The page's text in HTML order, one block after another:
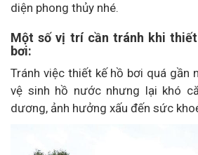
diện phong thủy nhé.
Một số vị trí cần tránh khi
bơi:
Tránh việc thiết kế hồ bơi quá gần
vệ sinh hồ nước nhưng lại khó
dương, ảnh hưởng xấu đến sức